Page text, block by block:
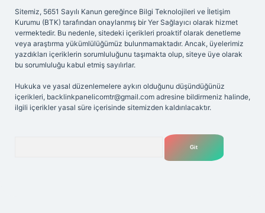
Sitemiz, 5651 Sayılı Kanun gereğince Bilgi Teknolojileri ve İletişim
Kurumu (BTK) tarafından onaylanmış bir Yer Sağlayıcı olarak hizmet
vermektedir. Bu nedenle, sitedeki içerikleri proaktif olarak denetleme
veya araştırma yükümlülüğümüz bulunmamaktadır. Ancak, üyelerimiz
yazdıkları içeriklerin sorumluluğunu taşımakta olup, siteye üye olarak
bu sorumluluğu kabul etmiş sayılırlar.
Hukuka ve yasal düzenlemelere aykırı olduğunu düşündüğünüz
içerikleri, backlinkpanelicomtr@gmail.com adresine bildirmeniz halinde,
ilgili içerikler yasal süre içerisinde sitemizden kaldırılacaktır.